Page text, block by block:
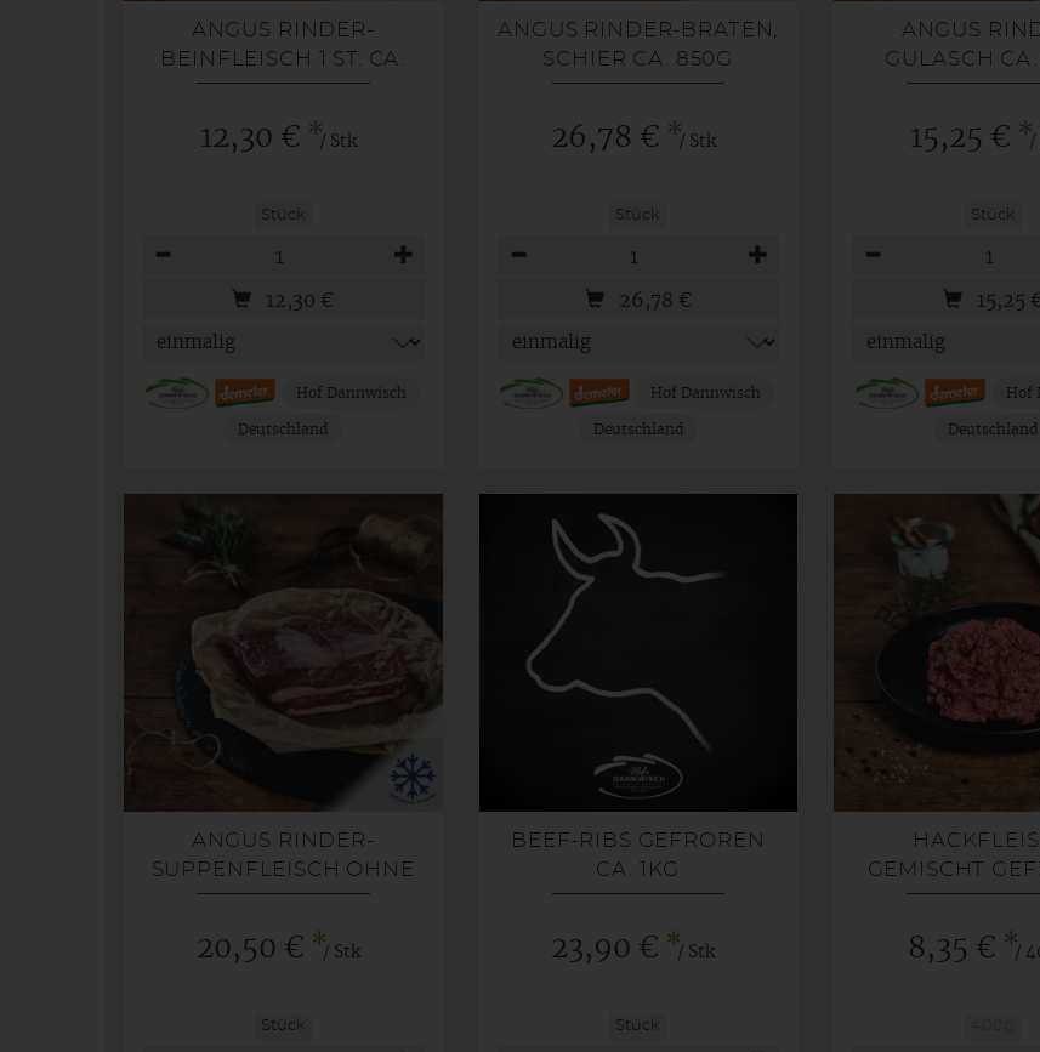
ANGUS RINDER-
BEINFLEISCH 1 ST. CA.
400-600G GEFROREN
12,30 € */ Stk
Stück
12,30 €
Hof Dannwisch
Deutschland
ANGUS RINDER-BRATEN,
SCHIER CA. 850G
GEFROREN
26,78 € */ Stk
Stück
26,78 €
Hof Dannwisch
Deutschland
ANGUS
GULASCH
15,25 € */
Stück
15,25
Hof
Deutschland
ANGUS RINDER-
SUPPENFLEISCH OHNE
KNOCHEN CA. 1KG
GEFROREN
20,50 € */ Stk
Stück
BEEF-RIBS GEFROREN
CA. 1KG
23,90 € */ Stk
Stück
GEMISCHT
8,35 € */